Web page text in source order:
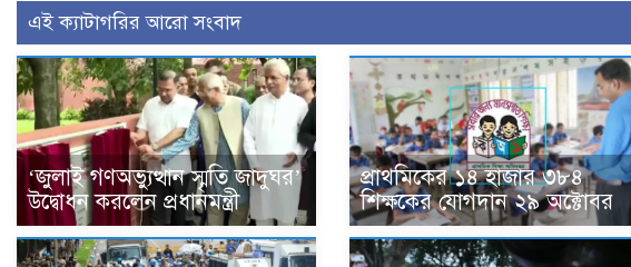
এই ক্যাটাগরির আরো সংবাদ
‘জুলাই গণঅভ্যুত্থান স্মৃতি জাদুঘর’
উদ্বোধন করলেন প্রধানমন্ত্রী
প্রাথমিকের ১৪ হাজার ৩৮৪
শিক্ষকের যোগদান ২৯ অক্টোবর